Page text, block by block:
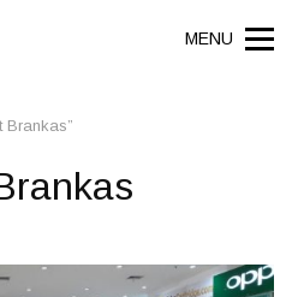
MENU
Brankas”